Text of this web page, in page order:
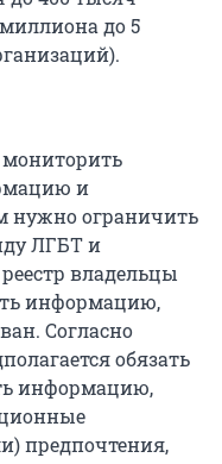
до 5
и
нужно ограничить
ЛГБТ и
владельцы
информацию,
Согласно
обязать
информацию,
предпочтения,